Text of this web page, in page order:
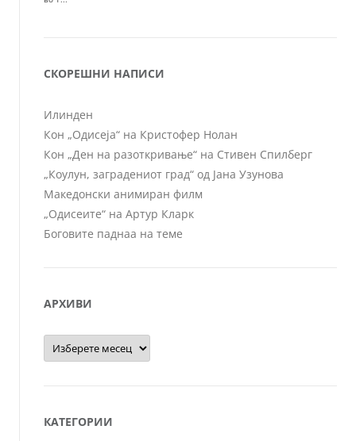
СКОРЕШНИ НАПИСИ
Илинден
Кон „Одисеја“ на Кристофер Нолан
Кон „Ден на разоткривање“ на Стивен Спилберг
„Коулун, заградениот град“ од Јана Узунова
Македонски анимиран филм
„Одисеите“ на Артур Кларк
Боговите паднаа на теме
АРХИВИ
Архиви
КАТЕГОРИИ